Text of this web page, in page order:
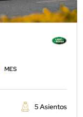
MES
5 Asientos